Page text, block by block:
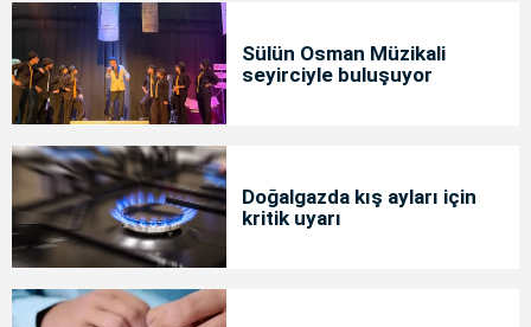
Sülün Osman Müzikali
seyirciyle buluşuyor
Doğalgazda kış ayları için
kritik uyarı